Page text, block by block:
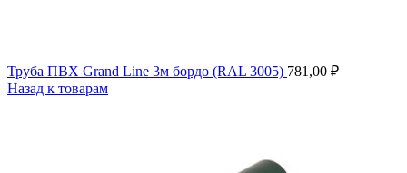
Труба ПВХ Grand Line 3м бордо (RAL 3005) 781,00 ₽
Назад к товарам